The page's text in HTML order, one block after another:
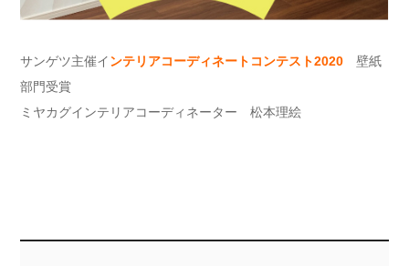
サンゲツ主催インテリアコーディネートコンテスト2020 壁紙
部門受賞
ミヤカグインテリアコーディネーター 松本理絵